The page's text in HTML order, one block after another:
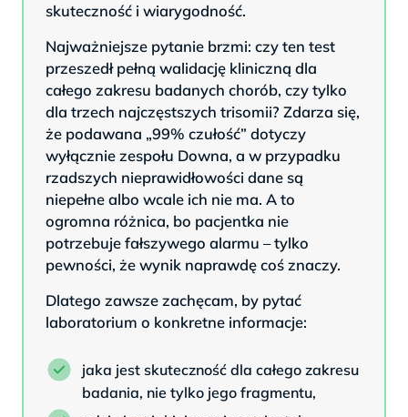
skuteczność i wiarygodność.
Najważniejsze pytanie brzmi: czy ten test
przeszedł pełną walidację kliniczną dla
całego zakresu badanych chorób, czy tylko
dla trzech najczęstszych trisomii? Zdarza się,
że podawana „99% czułość” dotyczy
wyłącznie zespołu Downa, a w przypadku
rzadszych nieprawidłowości dane są
niepełne albo wcale ich nie ma. A to
ogromna różnica, bo pacjentka nie
potrzebuje fałszywego alarmu – tylko
pewności, że wynik naprawdę coś znaczy.
Dlatego zawsze zachęcam, by pytać
laboratorium o konkretne informacje:
jaka jest skuteczność dla całego zakresu
badania, nie tylko jego fragmentu,